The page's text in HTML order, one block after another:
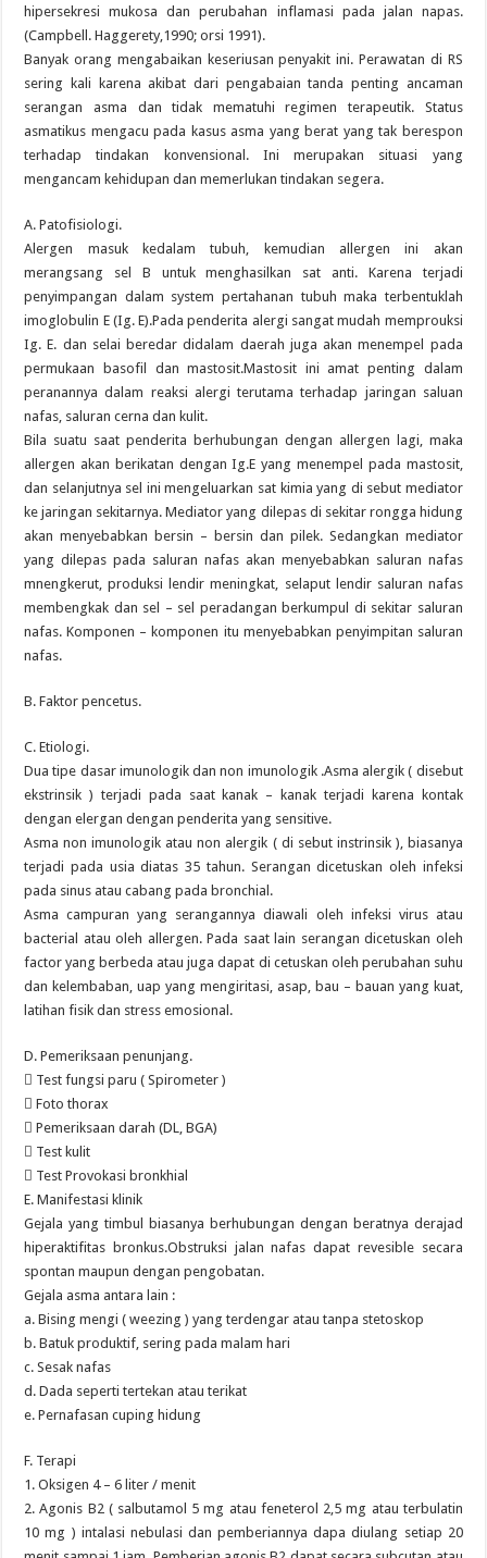
hipersekresi mukosa dan perubahan inflamasi pada jalan napas.
(Campbell. Haggerety,1990; orsi 1991).
Banyak orang mengabaikan keseriusan penyakit ini. Perawatan di RS
sering kali karena akibat dari pengabaian tanda penting ancaman
serangan asma dan tidak mematuhi regimen terapeutik. Status
asmatikus mengacu pada kasus asma yang berat yang tak berespon
terhadap tindakan konvensional. Ini merupakan situasi yang
mengancam kehidupan dan memerlukan tindakan segera.
A. Patofisiologi.
Alergen masuk kedalam tubuh, kemudian allergen ini akan
merangsang sel B untuk menghasilkan sat anti. Karena terjadi
penyimpangan dalam system pertahanan tubuh maka terbentuklah
imoglobulin E (Ig. E).Pada penderita alergi sangat mudah memprouksi
Ig. E. dan selai beredar didalam daerah juga akan menempel pada
permukaan basofil dan mastosit.Mastosit ini amat penting dalam
peranannya dalam reaksi alergi terutama terhadap jaringan saluan
nafas, saluran cerna dan kulit.
Bila suatu saat penderita berhubungan dengan allergen lagi, maka
allergen akan berikatan dengan Ig.E yang menempel pada mastosit,
dan selanjutnya sel ini mengeluarkan sat kimia yang di sebut mediator
ke jaringan sekitarnya. Mediator yang dilepas di sekitar rongga hidung
akan menyebabkan bersin – bersin dan pilek. Sedangkan mediator
yang dilepas pada saluran nafas akan menyebabkan saluran nafas
mnengkerut, produksi lendir meningkat, selaput lendir saluran nafas
membengkak dan sel – sel peradangan berkumpul di sekitar saluran
nafas. Komponen – komponen itu menyebabkan penyimpitan saluran
nafas.
B. Faktor pencetus.
C. Etiologi.
Dua tipe dasar imunologik dan non imunologik .Asma alergik ( disebut
ekstrinsik ) terjadi pada saat kanak – kanak terjadi karena kontak
dengan elergan dengan penderita yang sensitive.
Asma non imunologik atau non alergik ( di sebut instrinsik ), biasanya
terjadi pada usia diatas 35 tahun. Serangan dicetuskan oleh infeksi
pada sinus atau cabang pada bronchial.
Asma campuran yang serangannya diawali oleh infeksi virus atau
bacterial atau oleh allergen. Pada saat lain serangan dicetuskan oleh
factor yang berbeda atau juga dapat di cetuskan oleh perubahan suhu
dan kelembaban, uap yang mengiritasi, asap, bau – bauan yang kuat,
latihan fisik dan stress emosional.
D. Pemeriksaan penunjang.
 Test fungsi paru ( Spirometer )
 Foto thorax
 Pemeriksaan darah (DL, BGA)
 Test kulit
 Test Provokasi bronkhial
E. Manifestasi klinik
Gejala yang timbul biasanya berhubungan dengan beratnya derajad
hiperaktifitas bronkus.Obstruksi jalan nafas dapat revesible secara
spontan maupun dengan pengobatan.
Gejala asma antara lain :
a. Bising mengi ( weezing ) yang terdengar atau tanpa stetoskop
b. Batuk produktif, sering pada malam hari
c. Sesak nafas
d. Dada seperti tertekan atau terikat
e. Pernafasan cuping hidung
F. Terapi
1. Oksigen 4 – 6 liter / menit
2. Agonis B2 ( salbutamol 5 mg atau feneterol 2,5 mg atau terbulatin
10 mg ) intalasi nebulasi dan pemberiannya dapa diulang setiap 20